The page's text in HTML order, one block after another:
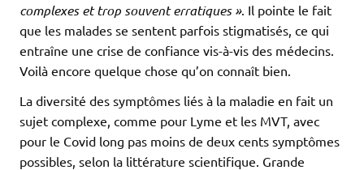
complexes et trop souvent erratiques ». Il pointe le fait
que les malades se sentent parfois stigmatisés, ce qui
entraîne une crise de confiance vis-à-vis des médecins.
Voilà encore quelque chose qu’on connaît bien.
La diversité des symptômes liés à la maladie en fait un
sujet complexe, comme pour Lyme et les MVT, avec
pour le Covid long pas moins de deux cents symptômes
possibles, selon la littérature scientifique. Grande